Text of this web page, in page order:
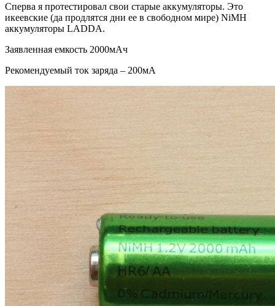
Сперва я протестировал свои старые аккумуляторы. Это
икеевские (да продлятся дни ее в свободном мире) NiMH
аккумуляторы LADDA.
Заявленная емкость 2000мАч
Рекомендуемый ток заряда – 200мА